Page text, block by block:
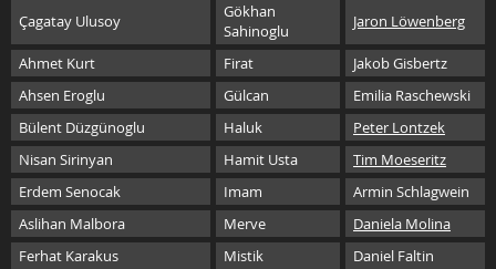
Çagatay Ulusoy
Gökhan
Sahinoglu
Jaron Löwenberg
Ahmet Kurt Firat
Jakob Gisbertz
Ahsen Eroglu
Gülcan
Emilia Raschewski
Bülent Düzgünoglu
Haluk
Peter Lontzek
Nisan Sirinyan
Hamit Usta
Tim Moeseritz
Erdem Senocak
Imam
Armin Schlagwein
Aslihan Malbora
Merve
Daniela Molina
Ferhat Karakus
Mistik
Daniel Faltin